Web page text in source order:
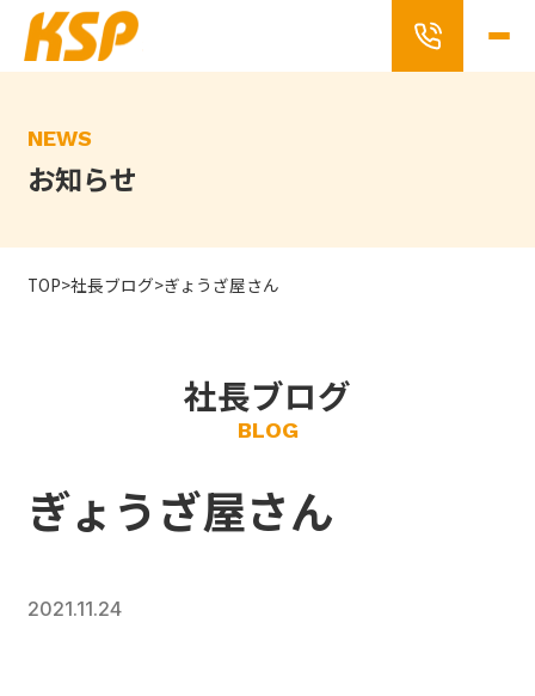
Skip
the
content
NEWS
お知らせ
TOP>社長ブログ>ぎょうざ屋さん
社長ブログ
BLOG
ぎょうざ屋さん
2021.11.24